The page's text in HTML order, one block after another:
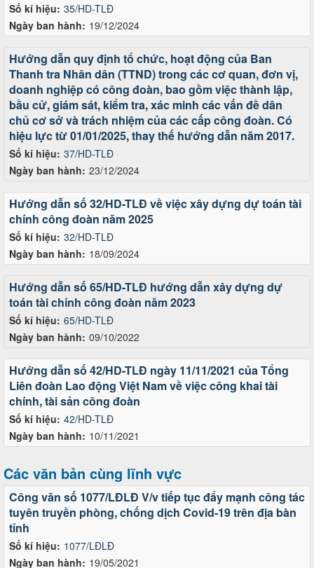
Số kí hiệu: 35/HD-TLĐ
Ngày ban hành: 19/12/2024
Số kí hiệu: 37/HD-TLĐ
Ngày ban hành: 23/12/2024
Hướng dẫn quy định tổ chức, hoạt động của Ban
Thanh tra Nhân dân (TTND) trong các cơ quan, đơn vị,
doanh nghiệp có công đoàn, bao gồm việc thành lập,
bầu cử, giám sát, kiểm tra, xác minh các vấn đề dân
chủ cơ sở và trách nhiệm của các cấp công đoàn. Có
hiệu lực từ 01/01/2025, thay thế hướng dẫn năm 2017.
Số kí hiệu: 32/HD-TLĐ
Ngày ban hành: 18/09/2024
Hướng dẫn số 32/HD-TLĐ về việc xây dựng dự toán tài
chính công đoàn năm 2025
Số kí hiệu: 65/HD-TLĐ
Ngày ban hành: 09/10/2022
Hướng dẫn số 65/HD-TLĐ hướng dẫn xây dựng dự
toán tài chính công đoàn năm 2023
Số kí hiệu: 42/HD-TLĐ
Ngày ban hành: 10/11/2021
Hướng dẫn số 42/HD-TLĐ ngày 11/11/2021 của Tổng
Liên đoàn Lao động Việt Nam về việc công khai tài
chính, tài sản công đoàn
Các văn bản cùng lĩnh vực
Số kí hiệu: 1077/LĐLĐ
Ngày ban hành: 19/05/2021
Công văn số 1077/LĐLĐ V/v tiếp tục đẩy mạnh công tác
tuyên truyền phòng, chống dịch Covid-19 trên địa bàn
tỉnh